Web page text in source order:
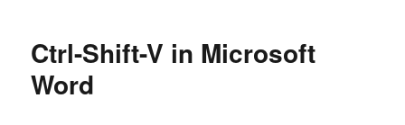
Druck
Ctrl-Shift-V in Microsoft
Word